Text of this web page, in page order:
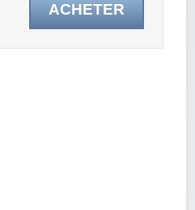
ACHETER